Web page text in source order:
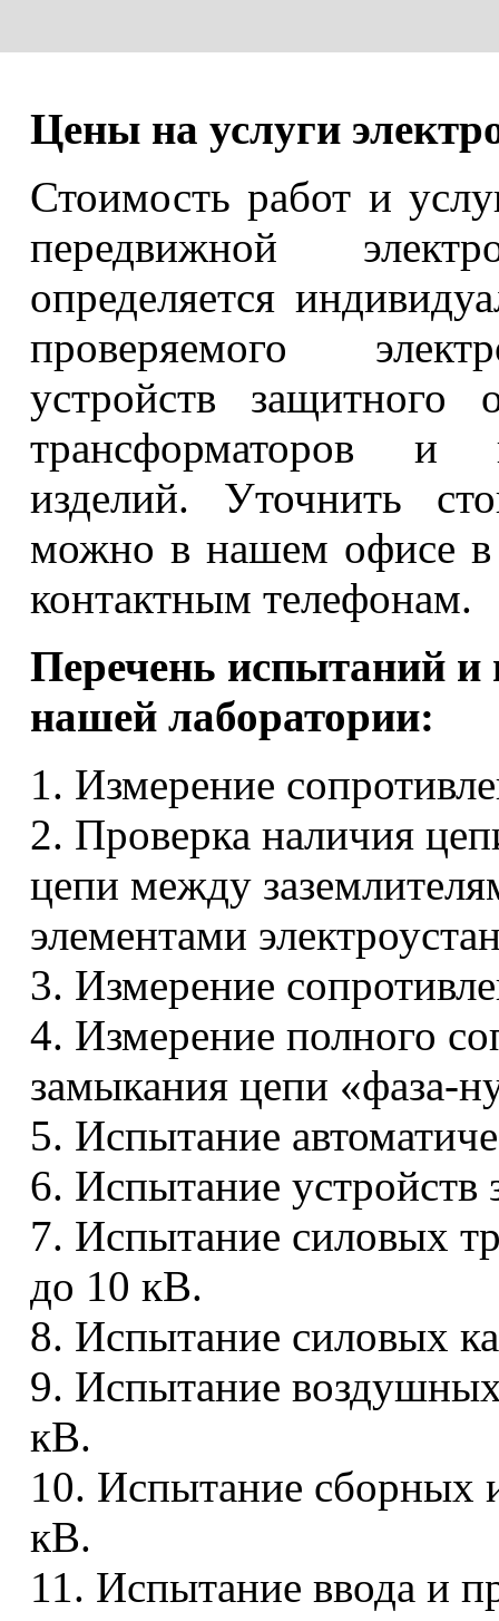
Цены на услуги
Стоимость работ и
передвижной
определяется
проверяемого
устройств защитного
трансформаторов и
изделий. Уточнить
можно в нашем офисе в
контактным телефонам.
Перечень испытаний
нашей лаборатории:
1. Измерение
2. Проверка наличия
цепи между
элементами
3. Измерение
4. Измерение полного
замыкания цепи «фаза-
5. Испытание
6. Испытание
7. Испытание силовых
до 10 кВ.
8. Испытание силовых
9. Испытание
кВ.
10. Испытание сборных
кВ.
11. Испытание ввода и